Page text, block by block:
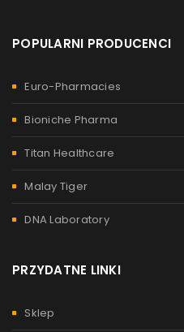
POPULARNI PRODUCENCI
Euro-Pharmacies
Bioniche Pharma
Titan Healthcare
Malay Tiger
DNA Laboratory
PRZYDATNE LINKI
Sklep